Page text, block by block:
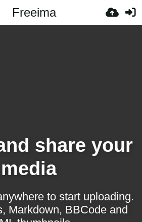
Freeima
share your
media
to start uploading.
Markdown, BBCode and